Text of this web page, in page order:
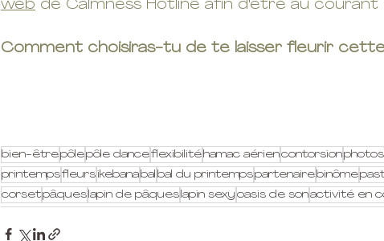
web de Calmness Hotline afin d'être au courant
Comment choisiras-tu de te laisser fleurir cette
bien-êtrepôlepôle danceflexibilitéhamac aériencontorsion
printempsfleursikebanabal bal du printempspartenairebinôme
corsetpâqueslapin de pâqueslapin sexy oasis de sonactivité en